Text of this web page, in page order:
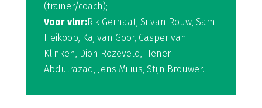
(trainer/coach);
Voor vlnr:Rik Gernaat, Silvan Rouw, Sam
Heikoop, Kaj van Goor, Casper van
Klinken, Dion Rozeveld, Hener
Abdulrazaq, Jens Milius, Stijn Brouwer.